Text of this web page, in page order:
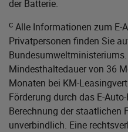
der Batterie.
c Alle Informationen zum E-
Privatpersonen finden Sie
Bundesumweltministeriums
Mindesthaltedauer von 36
Monaten bei KM-
Förderung durch das E-
Berechnung der staatlichen
unverbindlich. Eine